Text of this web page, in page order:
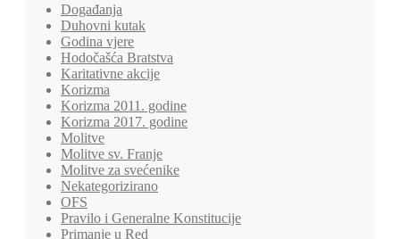
Događanja
Duhovni kutak
Godina vjere
Hodočašća Bratstva
Karitativne akcije
Korizma
Korizma 2011. godine
Korizma 2017. godine
Molitve
Molitve sv. Franje
Molitve za svećenike
Nekategorizirano
OFS
Pravilo i Generalne Konstitucije
Primanje u Red